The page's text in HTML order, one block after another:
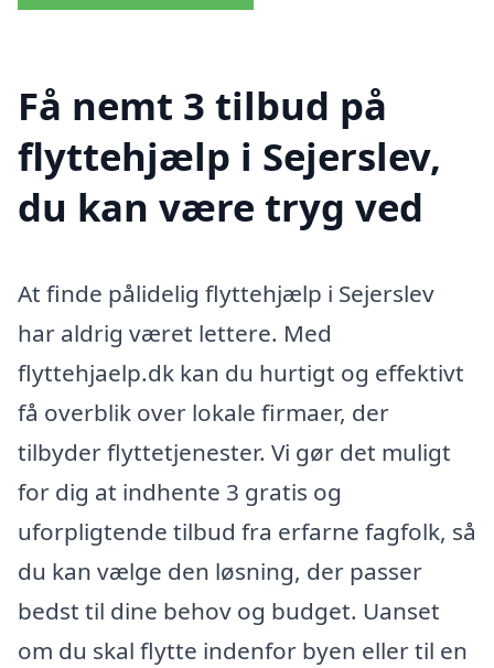
Få nemt 3 tilbud på
flyttehjælp i Sejerslev,
du kan være tryg ved
At finde pålidelig flyttehjælp i Sejerslev
har aldrig været lettere. Med
flyttehjaelp.dk kan du hurtigt og effektivt
få overblik over lokale firmaer, der
tilbyder flyttetjenester. Vi gør det muligt
for dig at indhente 3 gratis og
uforpligtende tilbud fra erfarne fagfolk, så
du kan vælge den løsning, der passer
bedst til dine behov og budget. Uanset
om du skal flytte indenfor byen eller til en